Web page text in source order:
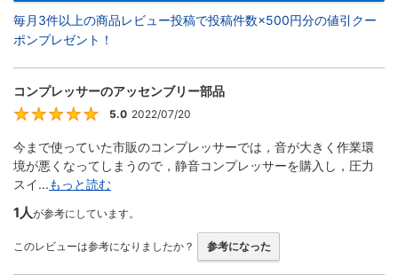
毎月3件以上の商品レビュー投稿で投稿件数×500円分の値引クー
ポンプレゼント！
コンプレッサーのアッセンブリー部品
5
5.0 2022/07/20
今まで使っていた市販のコンプレッサーでは，音が大きく作業環
境が悪くなってしまうので，静音コンプレッサーを購入し，圧力
スイ...もっと読む
1人が参考にしています。
このレビューは参考になりましたか？ 参考になった